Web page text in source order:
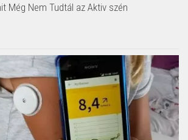
Még Nem Tudtál az Aktiv szén